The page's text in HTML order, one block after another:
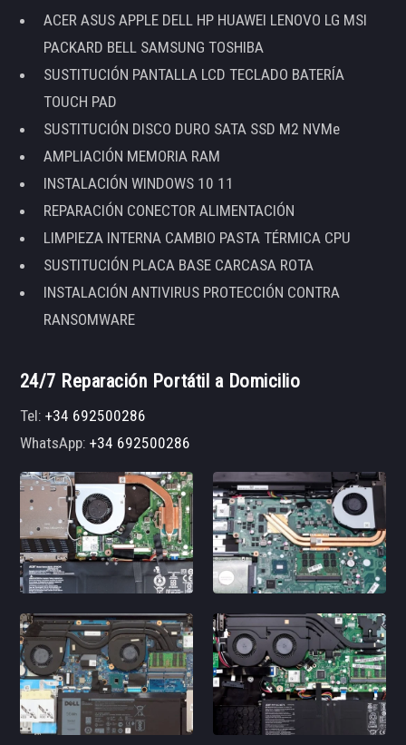
ACER ASUS APPLE DELL HP HUAWEI LENOVO LG MSI
PACKARD BELL SAMSUNG TOSHIBA
SUSTITUCIÓN PANTALLA LCD TECLADO BATERÍA
TOUCH PAD
SUSTITUCIÓN DISCO DURO SATA SSD M2 NVMe
AMPLIACIÓN MEMORIA RAM
INSTALACIÓN WINDOWS 10 11
REPARACIÓN CONECTOR ALIMENTACIÓN
LIMPIEZA INTERNA CAMBIO PASTA TÉRMICA CPU
SUSTITUCIÓN PLACA BASE CARCASA ROTA
INSTALACIÓN ANTIVIRUS PROTECCIÓN CONTRA
RANSOMWARE
24/7 Reparación Portátil a Domicilio
Tel:+34 692500286
WhatsApp:+34 692500286